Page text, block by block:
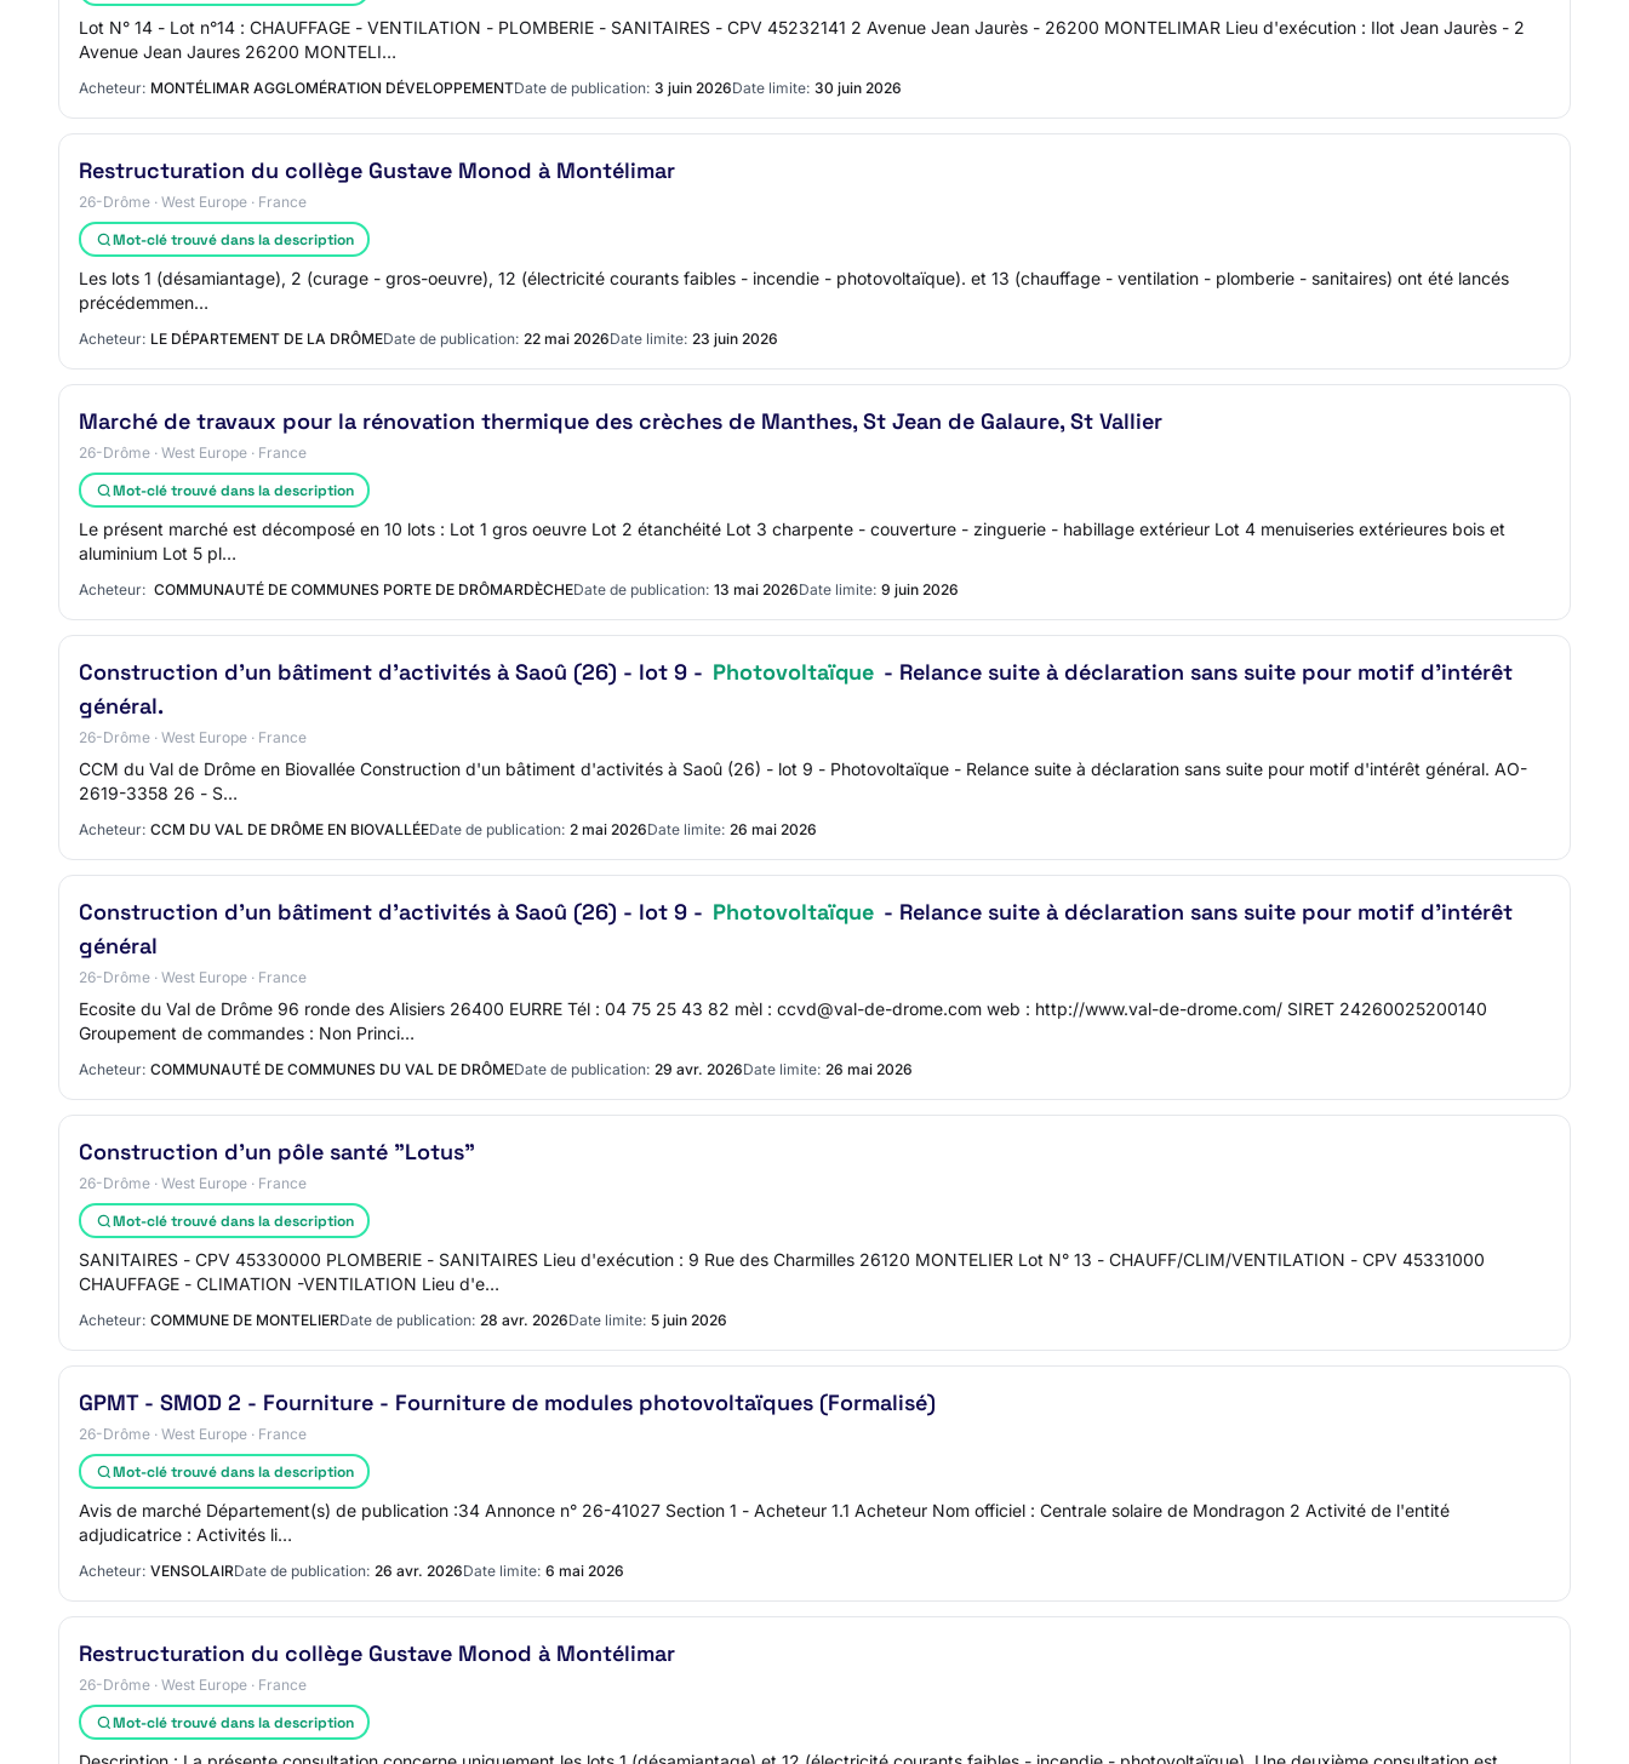
Lot N° 14 - Lot n°14 : CHAUFFAGE - VENTILATION - PLOMBERIE - SANITAIRES - CPV 45232141 2 Avenue Jean Jaurès - 26200 MONTELIMAR Lieu d'exécution : Ilot Jean Jaurès - 2
Avenue Jean Jaures 26200 MONTELI…
Acheteur: MONTÉLIMAR AGGLOMÉRATION DÉVELOPPEMENTDate de publication: 3 juin 2026Date limite: 30 juin 2026
Restructuration du collège Gustave Monod à Montélimar
26-Drôme · West Europe · France
Mot-clé trouvé dans la description
Les lots 1 (désamiantage), 2 (curage - gros-oeuvre), 12 (électricité courants faibles - incendie - photovoltaïque). et 13 (chauffage - ventilation - plomberie - sanitaires) ont été lancés
précédemmen…
Acheteur: LE DÉPARTEMENT DE LA DRÔMEDate de publication: 22 mai 2026Date limite: 23 juin 2026
Marché de travaux pour la rénovation thermique des crèches de Manthes, St Jean de Galaure, St Vallier
26-Drôme · West Europe · France
Mot-clé trouvé dans la description
Le présent marché est décomposé en 10 lots : Lot 1 gros oeuvre Lot 2 étanchéité Lot 3 charpente - couverture - zinguerie - habillage extérieur Lot 4 menuiseries extérieures bois et
aluminium Lot 5 pl…
Acheteur: COMMUNAUTÉ DE COMMUNES PORTE DE DRÔMARDÈCHEDate de publication: 13 mai 2026Date limite: 9 juin 2026
Construction d'un bâtiment d'activités à Saoû (26) - lot 9 - Photovoltaïque - Relance suite à déclaration sans suite pour motif d'intérêt
général.
26-Drôme · West Europe · France
CCM du Val de Drôme en Biovallée Construction d'un bâtiment d'activités à Saoû (26) - lot 9 - Photovoltaïque - Relance suite à déclaration sans suite pour motif d'intérêt général. AO-
2619-3358 26 - S…
Acheteur: CCM DU VAL DE DRÔME EN BIOVALLÉEDate de publication: 2 mai 2026Date limite: 26 mai 2026
Construction d'un bâtiment d'activités à Saoû (26) - lot 9 - Photovoltaïque - Relance suite à déclaration sans suite pour motif d'intérêt
général
26-Drôme · West Europe · France
Ecosite du Val de Drôme 96 ronde des Alisiers 26400 EURRE Tél : 04 75 25 43 82 mèl : ccvd@val-de-drome.com web : http://www.val-de-drome.com/ SIRET 24260025200140
Groupement de commandes : Non Princi…
Acheteur: COMMUNAUTÉ DE COMMUNES DU VAL DE DRÔMEDate de publication: 29 avr. 2026Date limite: 26 mai 2026
Construction d'un pôle santé "Lotus"
26-Drôme · West Europe · France
Mot-clé trouvé dans la description
SANITAIRES - CPV 45330000 PLOMBERIE - SANITAIRES Lieu d'exécution : 9 Rue des Charmilles 26120 MONTELIER Lot N° 13 - CHAUFF/CLIM/VENTILATION - CPV 45331000
CHAUFFAGE - CLIMATION -VENTILATION Lieu d'e…
Acheteur: COMMUNE DE MONTELIERDate de publication: 28 avr. 2026Date limite: 5 juin 2026
GPMT - SMOD 2 - Fourniture - Fourniture de modules photovoltaïques (Formalisé)
26-Drôme · West Europe · France
Mot-clé trouvé dans la description
Avis de marché Département(s) de publication :34 Annonce n° 26-41027 Section 1 - Acheteur 1.1 Acheteur Nom officiel : Centrale solaire de Mondragon 2 Activité de l'entité
adjudicatrice : Activités li…
Acheteur: VENSOLAIRDate de publication: 26 avr. 2026Date limite: 6 mai 2026
Restructuration du collège Gustave Monod à Montélimar
26-Drôme · West Europe · France
Mot-clé trouvé dans la description